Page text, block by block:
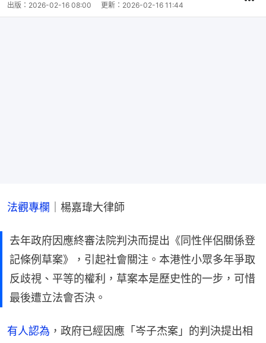
出版： 2026-02-16 08:00 更新： 2026-02-16 11:44
法觀專欄 ｜楊嘉瑋大律師
去年政府因應終審法院判決而提出《同性伴侶關係登
記條例草案》，引起社會關注。本港性小眾多年爭取
反歧視、平等的權利，草案本是歷史性的一步，可惜
最後遭立法會否決。
有人認為 ，政府已經因應「岑子杰案」的判決提出相